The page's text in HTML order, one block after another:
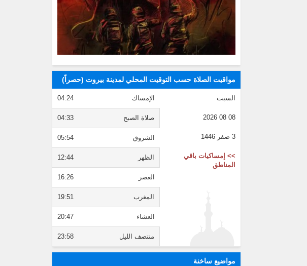
مواقيت الصلاة حسب التوقيت المحلي لمدينة بيروت (حصراً)
السبت
08 08 2026
3 صفر 1446
>> إمساكيات باقي
المناطق
الإمساك 04:24
صلاة الصبح 04:33
الشروق 05:54
الظهر 12:44
العصر 16:26
المغرب 19:51
العشاء 20:47
منتصف الليل 23:58
مواضيع ساخنة